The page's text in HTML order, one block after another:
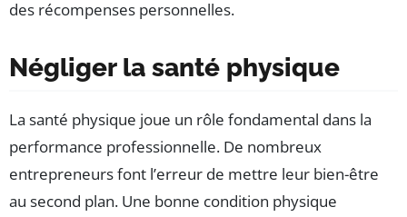
des récompenses personnelles.
Négliger la santé physique
La santé physique joue un rôle fondamental dans la
performance professionnelle. De nombreux
entrepreneurs font l’erreur de mettre leur bien-être
au second plan. Une bonne condition physique